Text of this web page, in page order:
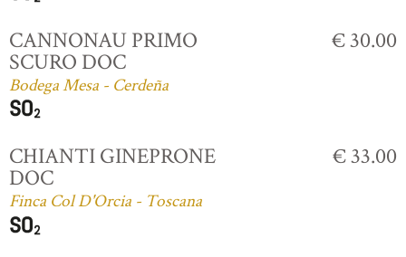
CANNONAU PRIMO
SCURO DOC
Bodega Mesa - Cerdeña
€ 30.00
CHIANTI GINEPRONE
DOC
Finca Col D'Orcia - Toscana
€ 33.00